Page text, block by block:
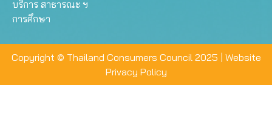
บริการ สาธารณะ ฯ
การศึกษา
Copyright © Thailand Consumers Council 2025 | Website
Privacy Policy